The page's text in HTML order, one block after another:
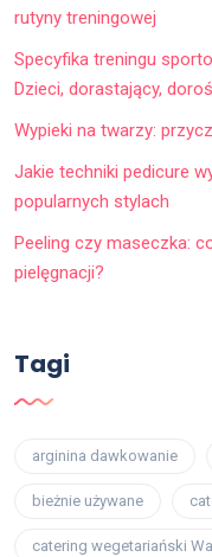
rutyny treningowej
Specyfika treningu
Dzieci, dorastający,
Wypieki na twarzy:
Jakie techniki pedicure
popularnych stylach
Peeling czy maseczka:
pielęgnacji?
Tagi
arginina dawkowanie
bieżnie używane
catering wegetariański